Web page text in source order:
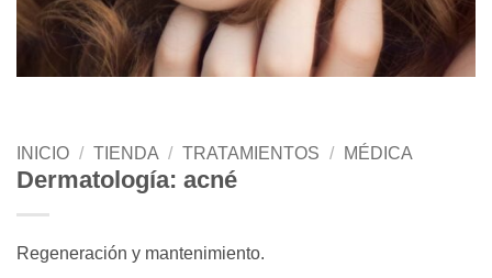
INICIO / TIENDA / TRATAMIENTOS / MÉDICA
Dermatología: acné
Regeneración y mantenimiento.